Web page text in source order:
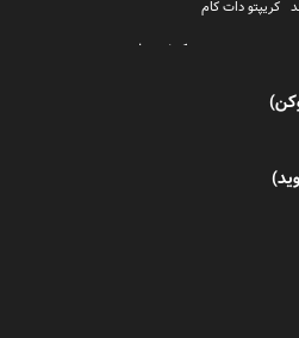
کریپتو دات کام
کیف پول